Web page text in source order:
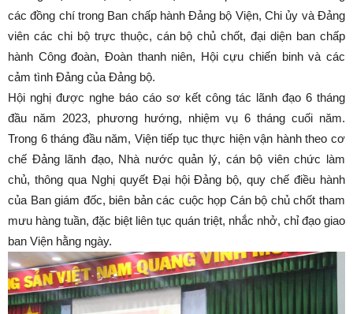
các đồng chí trong Ban chấp hành Đảng bộ Viện, Chi ủy và Đảng
viên các chi bộ trực thuộc, cán bộ chủ chốt, đại diện ban chấp
hành Công đoàn, Đoàn thanh niên, Hội cựu chiến binh và các
cảm tình Đảng của Đảng bộ.
Hội nghị được nghe báo cáo sơ kết công tác lãnh đạo 6 tháng
đầu năm 2023, phương hướng, nhiệm vụ 6 tháng cuối năm.
Trong 6 tháng đầu năm, Viện tiếp tục thực hiện vận hành theo cơ
chế Đảng lãnh đạo, Nhà nước quản lý, cán bộ viên chức làm
chủ, thông qua Nghị quyết Đại hội Đảng bộ, quy chế điều hành
của Ban giám đốc, biên bản các cuộc họp Cán bộ chủ chốt tham
mưu hàng tuần, đặc biệt liên tục quán triệt, nhắc nhở, chỉ đạo giao
ban Viện hằng ngày.